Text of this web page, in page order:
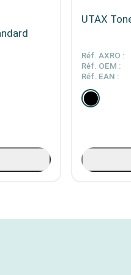
UTAX
Réf. AXRO :
Réf. OEM :
Réf. EAN :